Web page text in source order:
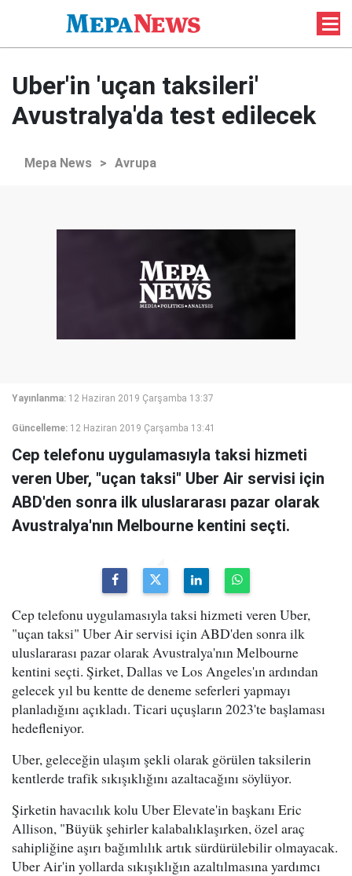
Uber'in 'uçan taksileri'
Avustralya'da test edilecek
Mepa News > Avrupa
Yayınlanma: 12 Haziran 2019 Çarşamba 13:37
Güncelleme: 12 Haziran 2019 Çarşamba 13:41
Cep telefonu uygulamasıyla taksi hizmeti
veren Uber, "uçan taksi" Uber Air servisi için
ABD'den sonra ilk uluslararası pazar olarak
Avustralya'nın Melbourne kentini seçti.
Cep telefonu uygulamasıyla taksi hizmeti veren Uber,
"uçan taksi" Uber Air servisi için ABD'den sonra ilk
uluslararası pazar olarak Avustralya'nın Melbourne
kentini seçti. Şirket, Dallas ve Los Angeles'ın ardından
gelecek yıl bu kentte de deneme seferleri yapmayı
planladığını açıkladı. Ticari uçuşların 2023'te başlaması
hedefleniyor.
Uber, geleceğin ulaşım şekli olarak görülen taksilerin
kentlerde trafik sıkışıklığını azaltacağını söylüyor.
Şirketin havacılık kolu Uber Elevate'in başkanı Eric
Allison, "Büyük şehirler kalabalıklaşırken, özel araç
sahipliğine aşırı bağımlılık artık sürdürülebilir olmayacak.
Uber Air'in yollarda sıkışıklığın azaltılmasına yardımcı